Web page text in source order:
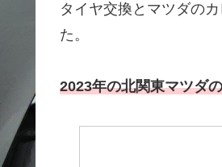
タイヤ交換とマツダの
た。
2023年の北関東マツダ